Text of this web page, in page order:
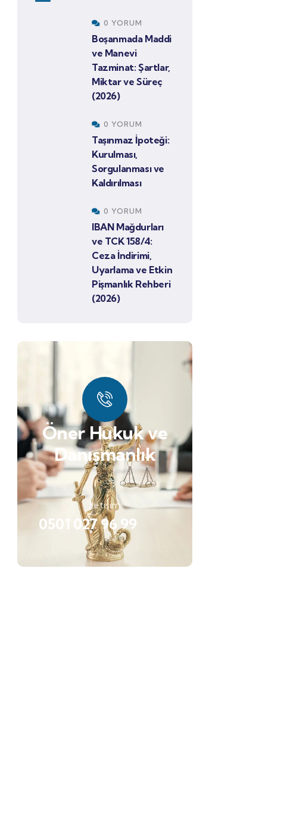
0 YORUM
Boşanmada Maddi
ve Manevi
Tazminat: Şartlar,
Miktar ve Süreç
(2026)
0 YORUM
Taşınmaz İpoteği:
Kurulması,
Sorgulanması ve
Kaldırılması
0 YORUM
IBAN Mağdurları
ve TCK 158/4:
Ceza İndirimi,
Uyarlama ve Etkin
Pişmanlık Rehberi
(2026)
Öner Hukuk ve
Danışmanlık
İletişim
0501 027 96 99